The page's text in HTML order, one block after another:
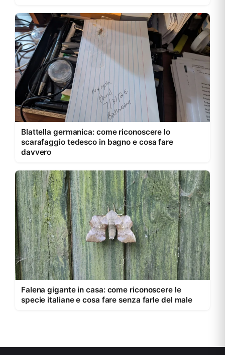
Blattella germanica: come riconoscere lo
scarafaggio tedesco in bagno e cosa fare
davvero
Falena gigante in casa: come riconoscere le
specie italiane e cosa fare senza farle del male